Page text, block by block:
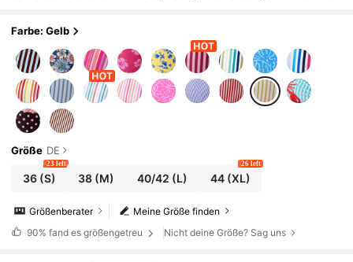
Farbe: Gelb
Größe DE
36(S)
23 left
38 (M) 40/42 (L) 44(XL)
26 left
Meine Größe finden
Größenberater
90% fand es größengetreu Nicht deine Größe? Sag uns